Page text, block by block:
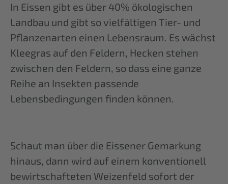
In Eissen gibt es über 40% ökologischen
Landbau und gibt so vielfältigen Tier- und
Pflanzenarten einen Lebensraum. Es wächst
Kleegras auf den Feldern, Hecken stehen
zwischen den Feldern, so dass eine ganze
Reihe an Insekten passende
Lebensbedingungen finden können.
Schaut man über die Eissener Gemarkung
hinaus, dann wird auf einem konventionell
bewirtschafteten Weizenfeld sofort der